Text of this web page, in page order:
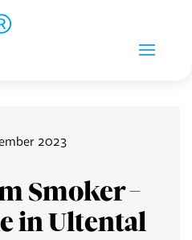
2023
Smoker –
in Ultental